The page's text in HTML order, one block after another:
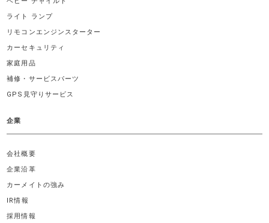
ライト ランプ
リモコンエンジンスターター
カーセキュリティ
家庭用品
補修・サービスパーツ
GPS見守りサービス
企業
会社概要
企業沿革
カーメイトの強み
IR情報
採用情報